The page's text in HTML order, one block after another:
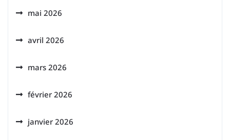
mai 2026
avril 2026
mars 2026
février 2026
janvier 2026